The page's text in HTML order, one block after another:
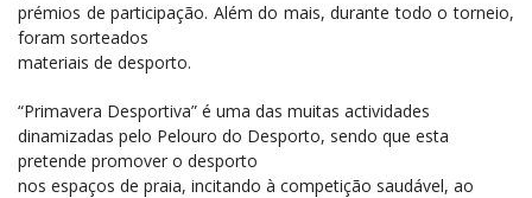
prémios de participação. Além do mais, durante todo o torneio,
foram sorteados
materiais de desporto.
“Primavera Desportiva” é uma das muitas actividades
dinamizadas pelo Pelouro do Desporto, sendo que esta
pretende promover o desporto
nos espaços de praia, incitando à competição saudável, ao